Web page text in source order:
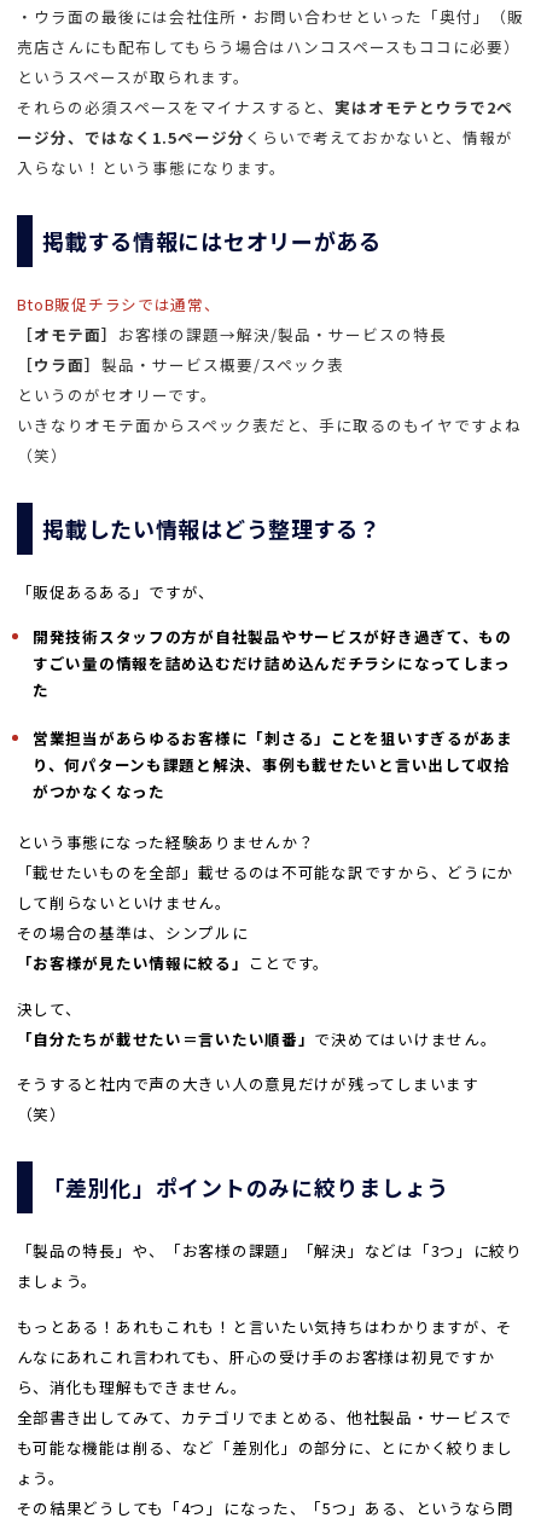
・ウラ面の最後には会社住所・お問い合わせといった「奥付」（販
売店さんにも配布してもらう場合はハンコスペースもココに必要）
というスペースが取られます。
それらの必須スペースをマイナスすると、 実はオモテとウラで2ペ
ージ分、ではなく1.5ページ分 くらいで考えておかないと、情報が
入らない！という事態になります。
掲載する情報にはセオリーがある
BtoB販促チラシでは通常、
［オモテ面］ お客様の課題→解決/製品・サービスの特長
［ウラ面］ 製品・サービス概要/スペック表
というのがセオリーです。
いきなりオモテ面からスペック表だと、手に取るのもイヤですよね
（笑）
掲載したい情報はどう整理する？
「販促あるある」ですが、
開発技術スタッフの方が自社製品やサービスが好き過ぎて、もの
すごい量の情報を詰め込むだけ詰め込んだチラシになってしまっ
た
営業担当があらゆるお客様に「刺さる」ことを狙いすぎるがあま
り、何パターンも課題と解決、事例も載せたいと言い出して収拾
がつかなくなった
という事態になった経験ありませんか？
「載せたいものを全部」載せるのは不可能な訳ですから、どうにか
して削らないといけません。
その場合の基準は、シンプルに
「お客様が見たい情報に絞る」 ことです。
決して、
「自分たちが載せたい＝言いたい順番」 で決めてはいけません。
そうすると社内で声の大きい人の意見だけが残ってしまいます
（笑）
「差別化」ポイントのみに絞りましょう
「製品の特長」や、「お客様の課題」「解決」などは「3つ」に絞り
ましょう。
もっとある！あれもこれも！と言いたい気持ちはわかりますが、そ
んなにあれこれ言われても、肝心の受け手のお客様は初見ですか
ら、消化も理解もできません。
全部書き出してみて、カテゴリでまとめる、他社製品・サービスで
も可能な機能は削る、など「差別化」の部分に、とにかく絞りまし
ょう。
その結果どうしても「4つ」になった、「5つ」ある、というなら問